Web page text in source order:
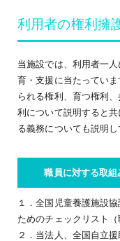
利用者の権利擁
当施設では、利用者一
育・支援に当たってい
られる権利、育つ権利
利について説明すると
る義務についても説明し
職員に対する取組
１．全国児童養護施設
ためのチェックリスト（
２．当法人、全国自立